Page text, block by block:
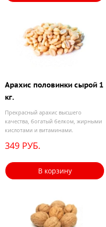
Арахис половинки сырой 1
кг.
Прекрасный арахис высшего
качества, богатый белком, жирными
кислотами и витаминами.
349 РУБ.
В корзину